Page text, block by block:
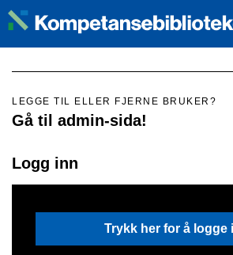
Logg inn
Trykk her for å logge
LEGGE TIL ELLER FJERNE BRUKER?
Gå til admin-sida!